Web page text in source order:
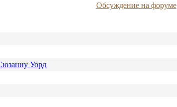
Обсуждение на форуме
Уорд